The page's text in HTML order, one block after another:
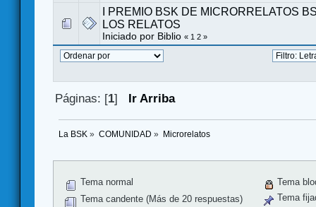
I PREMIO BSK DE MICRORRELATOS
LOS RELATOS
Iniciado por Biblio « 1 2 »
Páginas: [1] Ir Arriba
La BSK » COMUNIDAD » Microrelatos
Tema normal
Tema candente (Más de 20 respuestas)
Tema
Tema